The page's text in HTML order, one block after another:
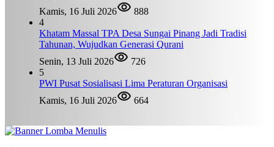
Kamis, 16 Juli 2026
888
4
Khatam Massal TPA Desa Sungai Pinang Jadi Tradisi
Tahunan, Wujudkan Generasi Qurani
Senin, 13 Juli 2026
726
5
PWI Pusat Sosialisasi Lima Peraturan Organisasi
Kamis, 16 Juli 2026
664